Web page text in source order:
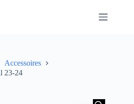
Accessoires
23-24